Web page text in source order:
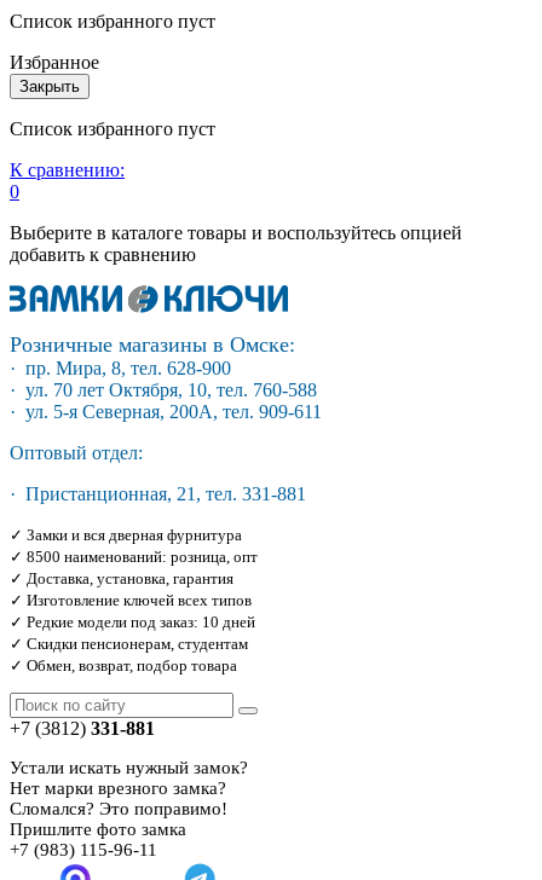
Список избранного пуст
Избранное
Закрыть
Список избранного пуст
К сравнению:
0
Выберите в каталоге товары и воспользуйтесь опцией
добавить к сравнению
Розничные магазины в Омске:
· пр. Мира, 8, тел. 628-900
· ул. 70 лет Октября, 10, тел. 760-588
· ул. 5-я Северная, 200А, тел. 909-611
Оптовый отдел:
· Пристанционная, 21, тел. 331-881
✓ Замки и вся дверная фурнитура
✓ 8500 наименований: розница, опт
✓ Доставка, установка, гарантия
✓ Изготовление ключей всех типов
✓ Редкие модели под заказ: 10 дней
✓ Скидки пенсионерам, студентам
✓ Обмен, возврат, подбор товара
+7 (3812) 331-881
Устали искать нужный замок?
Нет марки врезного замка?
Сломался? Это поправимо!
Пришлите фото замка
+7 (983) 115-96-11